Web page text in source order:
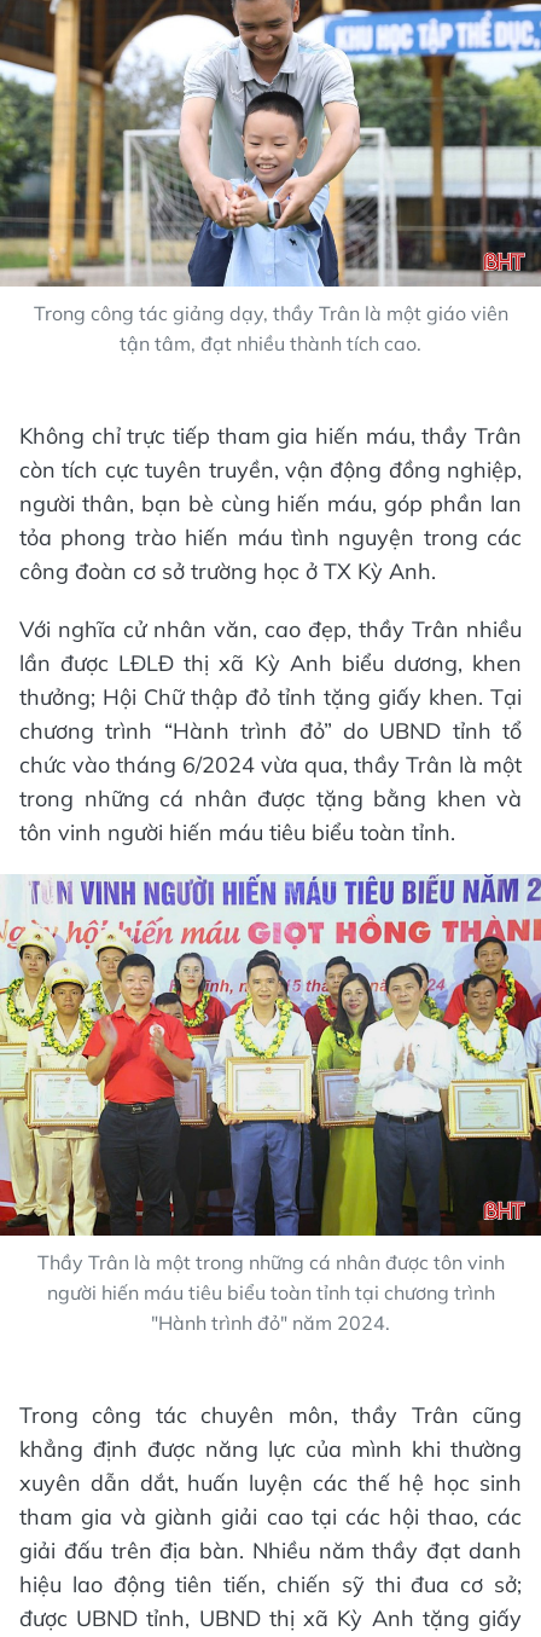
Trong công tác giảng dạy, thầy Trân là một giáo viên
tận tâm, đạt nhiều thành tích cao.
Không chỉ trực tiếp tham gia hiến máu, thầy Trân
còn tích cực tuyên truyền, vận động đồng nghiệp,
người thân, bạn bè cùng hiến máu, góp phần lan
tỏa phong trào hiến máu tình nguyện trong các
công đoàn cơ sở trường học ở TX Kỳ Anh.
Với nghĩa cử nhân văn, cao đẹp, thầy Trân nhiều
lần được LĐLĐ thị xã Kỳ Anh biểu dương, khen
thưởng; Hội Chữ thập đỏ tỉnh tặng giấy khen. Tại
chương trình “Hành trình đỏ” do UBND tỉnh tổ
chức vào tháng 6/2024 vừa qua, thầy Trân là một
trong những cá nhân được tặng bằng khen và
tôn vinh người hiến máu tiêu biểu toàn tỉnh.
Thầy Trân là một trong những cá nhân được tôn vinh
người hiến máu tiêu biểu toàn tỉnh tại chương trình
"Hành trình đỏ" năm 2024.
Trong công tác chuyên môn, thầy Trân cũng
khẳng định được năng lực của mình khi thường
xuyên dẫn dắt, huấn luyện các thế hệ học sinh
tham gia và giành giải cao tại các hội thao, các
giải đấu trên địa bàn. Nhiều năm thầy đạt danh
hiệu lao động tiên tiến, chiến sỹ thi đua cơ sở;
được UBND tỉnh, UBND thị xã Kỳ Anh tặng giấy